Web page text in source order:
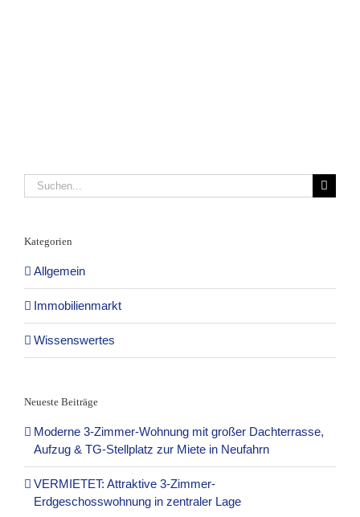
Suche
nach:
Kategorien
Allgemein
Immobilienmarkt
Wissenswertes
Neueste Beiträge
Moderne 3-Zimmer-Wohnung mit großer Dachterrasse,
Aufzug & TG-Stellplatz zur Miete in Neufahrn
VERMIETET: Attraktive 3-Zimmer-
Erdgeschosswohnung in zentraler Lage